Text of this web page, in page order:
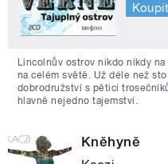
Koupit
Lincolnův ostrov nikdo nikdy
na celém světě. Už déle než
dobrodružství s pěticí
hlavně nejedno tajemství.
Kněhyně